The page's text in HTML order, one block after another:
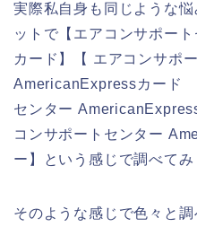
実際私自身も同じような
ットで【エアコンサポー
カード】【 エアコンサポ
AmericanExpressカード
センター
コンサポートセンター
ー】という感じで調べてみ
そのような感じで色々と